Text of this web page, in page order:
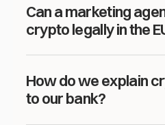
Can a marketing
crypto legally in the
How do we explain
to our bank?